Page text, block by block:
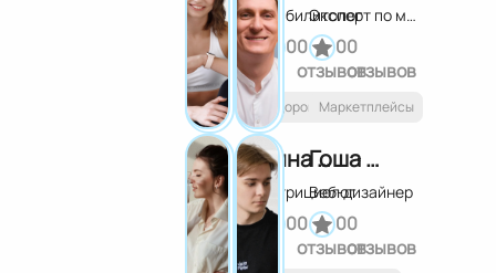
Реабилитолог
00
отзывов
Здоровье
Эксперт по маркетплейсам
00
отзывов
Маркетплейсы
Анна Тараканова
Нутрициолог
00
отзывов
Гоша Ваакс
Веб-дизайнер
00
отзывов